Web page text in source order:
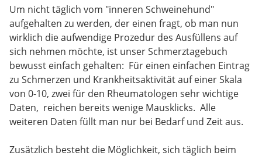
Um nicht täglich vom "inneren Schweinehund"
aufgehalten zu werden, der einen fragt, ob man nun
wirklich die aufwendige Prozedur des Ausfüllens auf
sich nehmen möchte, ist unser Schmerztagebuch
bewusst einfach gehalten: Für einen einfachen Eintrag
zu Schmerzen und Krankheitsaktivität auf einer Skala
von 0-10, zwei für den Rheumatologen sehr wichtige
Daten, reichen bereits wenige Mausklicks. Alle
weiteren Daten füllt man nur bei Bedarf und Zeit aus.
Zusätzlich besteht die Möglichkeit, sich täglich beim